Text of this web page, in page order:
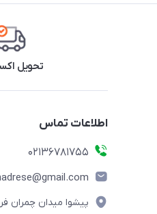
تحویل
اطلاعات تماس
02136781755
پیشوا میدان چمران